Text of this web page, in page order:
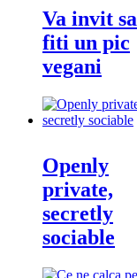
Va invit sa
fiti un pic
vegani
Openly
private,
secretly
sociable